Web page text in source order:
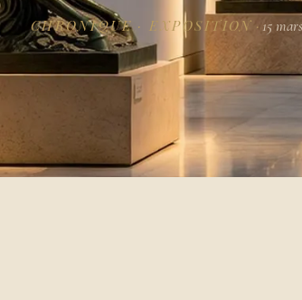
CHRONIQUE · EXPOSITION ·15